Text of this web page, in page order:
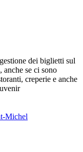
dei biglietti sul
anche se ci sono
creperie e anche
Michel